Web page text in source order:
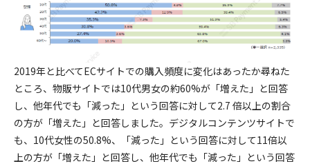
2019年と比べてECサイトでの購入頻度に変化はあったか尋ねた
ところ、物販サイトでは10代男女の約60%が「増えた」と回答
し、他年代でも「減った」という回答に対して2.7 倍以上の割合
の方が「増えた」と回答しました。デジタルコンテンツサイトで
も、10代女性の50.8%、「減った」という回答に対して11倍以
上の方が「増えた」と回答し、他年代でも「減った」という回答